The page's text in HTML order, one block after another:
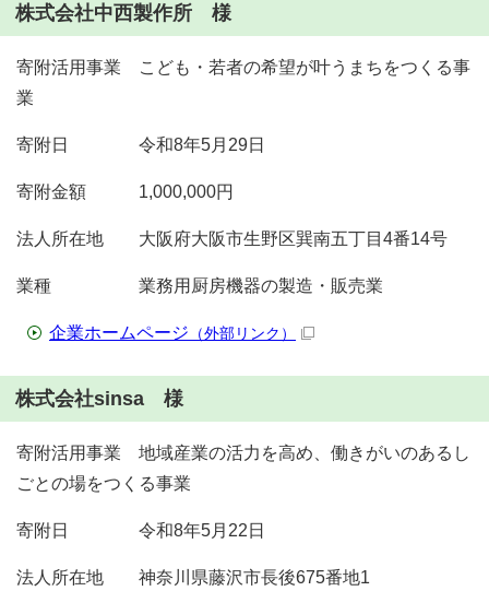
株式会社中西製作所 様
寄附活用事業 こども・若者の希望が叶うまちをつくる事
業
寄附日 令和8年5月29日
寄附金額 1,000,000円
法人所在地 大阪府大阪市生野区巽南五丁目4番14号
業種 業務用厨房機器の製造・販売業
企業ホームページ （外部リンク）
株式会社sinsa 様
寄附活用事業 地域産業の活力を高め、働きがいのあるし
ごとの場をつくる事業
寄附日 令和8年5月22日
法人所在地 神奈川県藤沢市長後675番地1